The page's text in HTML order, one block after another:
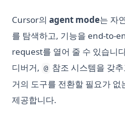
PrivateGPT: Offline GPT-4 That is
PrivateGPT: 오프라인 GPT-4 보안
Promptheus: the ChatGPT for
Quick View of OpenAI o1
Reverse Prompt Engineering with
Guide
판다스 데이터프레임 쉽게 요약하는
판다스 시각화: 단계별 튜토리얼
판다스 열 재정렬: 효율적인 데이터
판다스 열에서 리스트 언팩킹하기:
판다스 크로스탭(Crosstab): 파이썬
판다스 평균 함수 사용 방법
전 정복 가이드
Python Shebang 사용 방법
Python Sort: Complete Guide to
Custom Sorting
Python String Replace: Complete
Cursor의 agent mode는 자
를 탐색하고, 기능을 end-to-
request를 열어 줄 수 있습니
디버거, @ 참조 시스템을 갖
거의 도구를 전환할 필요가
제공합니다.